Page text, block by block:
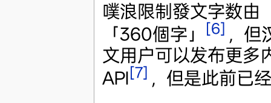
噗浪限制發文字数由
「360個字」
[6] ，但
文用户可以发布更多
API [7] ，但是此前已